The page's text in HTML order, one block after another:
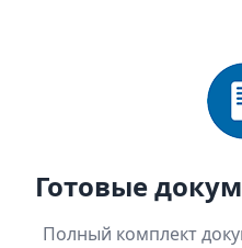
Готовые
Полный комплект